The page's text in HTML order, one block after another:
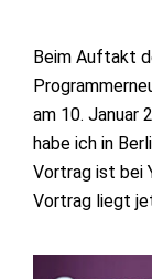
Beim Auftakt
am 10. Januar
habe ich in
Vortrag ist bei
Vortrag liegt